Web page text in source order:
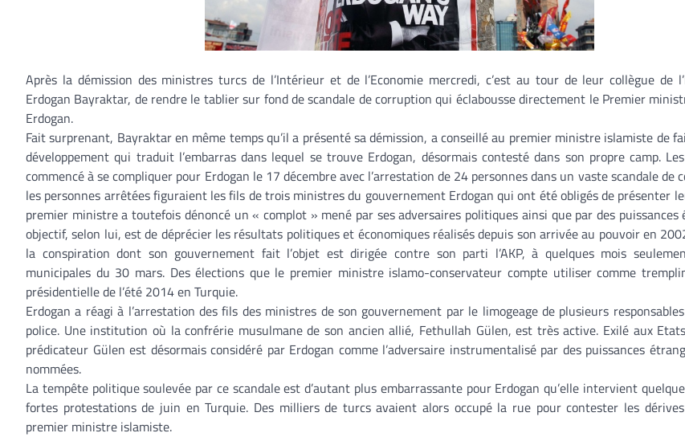
Après la démission des ministres turcs de l’Intérieur et de l’Economie mercredi, c’est au tour de leur collègue de
Erdogan Bayraktar, de rendre le tablier sur fond de scandale de corruption qui éclabousse directement le Premier
Erdogan.
Fait surprenant, Bayraktar en même temps qu’il a présenté sa démission, a conseillé au premier ministre islamiste de
développement qui traduit l’embarras dans lequel se trouve Erdogan, désormais contesté dans son propre camp.
commencé à se compliquer pour Erdogan le 17 décembre avec l’arrestation de 24 personnes dans un vaste scandale de
les personnes arrêtées figuraient les fils de trois ministres du gouvernement Erdogan qui ont été obligés de présenter
premier ministre a toutefois dénoncé un « complot » mené par ses adversaires politiques ainsi que par des puissances
objectif, selon lui, est de déprécier les résultats politiques et économiques réalisés depuis son arrivée au pouvoir en
la conspiration dont son gouvernement fait l’objet est dirigée contre son parti l’AKP, à quelques mois
municipales du 30 mars. Des élections que le premier ministre islamo-conservateur compte utiliser comme
présidentielle de l’été 2014 en Turquie.
Erdogan a réagi à l’arrestation des fils des ministres de son gouvernement par le limogeage de plusieurs
police. Une institution où la confrérie musulmane de son ancien allié, Fethullah Gülen, est très active. Exilé aux
prédicateur Gülen est désormais considéré par Erdogan comme l’adversaire instrumentalisé par des puissances
nommées.
La tempête politique soulevée par ce scandale est d’autant plus embarrassante pour Erdogan qu’elle intervient
fortes protestations de juin en Turquie. Des milliers de turcs avaient alors occupé la rue pour contester les
premier ministre islamiste.